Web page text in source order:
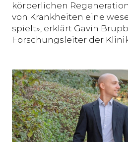
körperlichen
von Krankheiten eine
spielt», erklärt Gavin
Forschungsleiter der